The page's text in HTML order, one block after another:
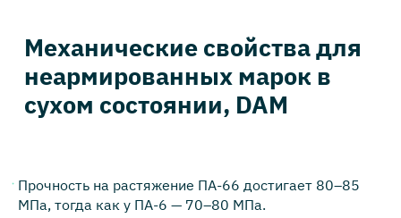
Механические свойства для
неармированных марок в
сухом состоянии, DAM
Прочность на растяжение ПА-66 достигает 80–85
МПа, тогда как у ПА-6 — 70–80 МПа.